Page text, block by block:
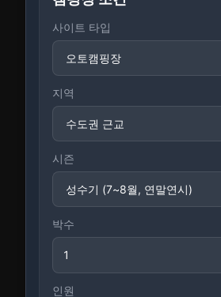
사이트 타입
지역
시즌
박수
인원